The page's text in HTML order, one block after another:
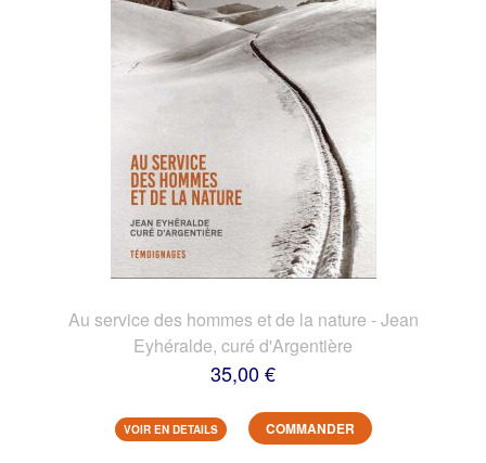
Au service des hommes et de la nature - Jean
Eyhéralde, curé d'Argentière
35,00 €
VOIR EN DETAILS COMMANDER